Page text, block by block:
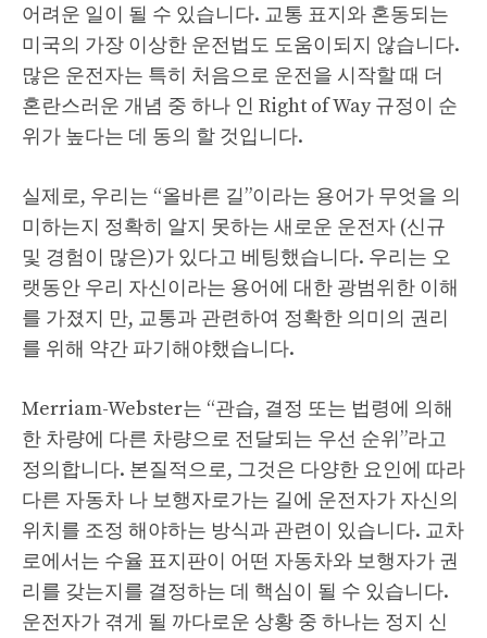
어려운 일이 될 수 있습니다. 교통 표지와 혼동되는
미국의 가장 이상한 운전법도 도움이되지 않습니다.
많은 운전자는 특히 처음으로 운전을 시작할 때 더
혼란스러운 개념 중 하나 인 Right of Way 규정이 순
위가 높다는 데 동의 할 것입니다.
실제로, 우리는 “올바른 길”이라는 용어가 무엇을 의
미하는지 정확히 알지 못하는 새로운 운전자 (신규
및 경험이 많은)가 있다고 베팅했습니다. 우리는 오
랫동안 우리 자신이라는 용어에 대한 광범위한 이해
를 가졌지 만, 교통과 관련하여 정확한 의미의 권리
를 위해 약간 파기해야했습니다.
Merriam-Webster는 “관습, 결정 또는 법령에 의해
한 차량에 다른 차량으로 전달되는 우선 순위”라고
정의합니다. 본질적으로, 그것은 다양한 요인에 따라
다른 자동차 나 보행자로가는 길에 운전자가 자신의
위치를 ​​조정 해야하는 방식과 관련이 있습니다. 교차
로에서는 수율 표지판이 어떤 자동차와 보행자가 권
리를 갖는지를 결정하는 데 핵심이 될 수 있습니다.
운전자가 겪게 될 까다로운 상황 중 하나는 정지 신